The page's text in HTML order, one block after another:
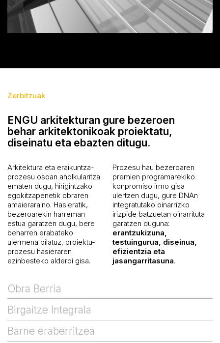
Zerbitzuak
ENGU arkitekturan gure bezeroen
behar arkitektonikoak proiektatu,
diseinatu eta ebazten ditugu.
Arkitektura eta eraikuntza-
prozesu osoan aholkularitza
ematen dugu, hirigintzako
egokitzapenetik obraren
amaieraraino. Hasieratik,
bezeroarekin harreman
estua garatzen dugu, bere
beharren erabateko
ulermena bilatuz, proiektu-
prozesu hasieraren
ezinbesteko alderdi gisa.
Prozesu hau bezeroaren
premien programarekiko
konpromiso irmo gisa
ulertzen dugu, gure DNAn
integratutako oinarrizko
irizpide batzuetan oinarrituta
garatzen duguna:
erantzukizuna,
testuingurua, diseinua,
efizientzia eta
jasangarritasuna.
Obra Berria
Birgaitze Integrala
Barne eraberritzea